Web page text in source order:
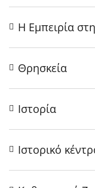
Η Εμπειρία
Θρησκεία
Ιστορία
Ιστορικό